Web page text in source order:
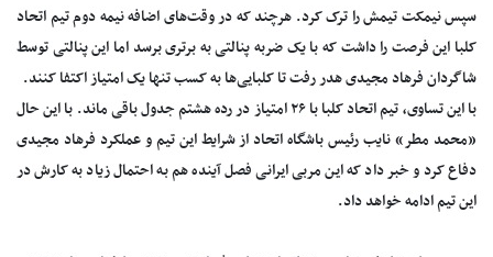
سپس نیمکت تیمش را ترک کرد. هرچند که در وقت‌های اضافه نیمه دوم تیم اتحاد
کلبا این فرصت را داشت که با یک ضربه پنالتی به برتری برسد اما این پنالتی توسط
شاگردان فرهاد مجیدی هدر رفت تا کلبایی‌ها به کسب تنها یک امتیاز اکتفا کنند.
با این تساوی، تیم اتحاد کلبا با ۲۶ امتیاز در رده هشتم جدول باقی ماند. با این حال
«محمد مطر» نایب رئیس باشگاه اتحاد از شرایط این تیم و عملکرد فرهاد مجیدی
دفاع کرد و خبر داد که این مربی ایرانی فصل آینده هم به احتمال زیاد به کارش در
این تیم ادامه خواهد داد.